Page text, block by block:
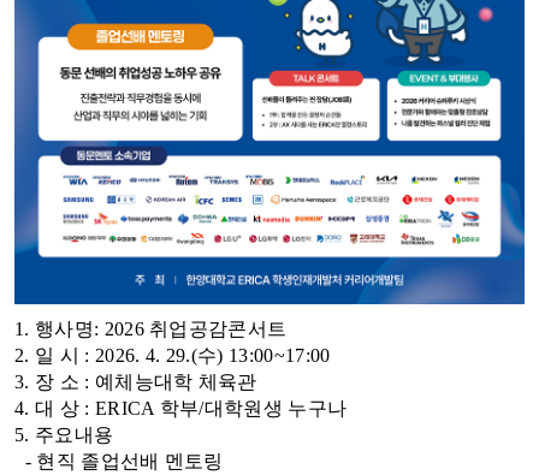
1. 행사명: 2026 취업공감콘서트
2. 일 시 : 2026. 4. 29.(수) 13:00~17:00
3. 장 소 : 예체능대학 체육관
4. 대 상 : ERICA 학부/대학원생 누구나
5. 주요내용
- 현직 졸업선배 멘토링